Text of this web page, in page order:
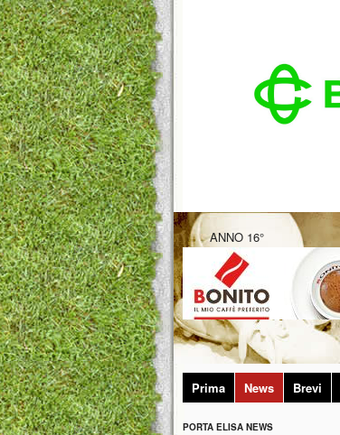
ANNO 16°
Prima News Brevi
PORTA ELISA NEWS